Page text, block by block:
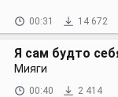
00:31 14 672
Я сам будто
Мияги
00:40 2 414